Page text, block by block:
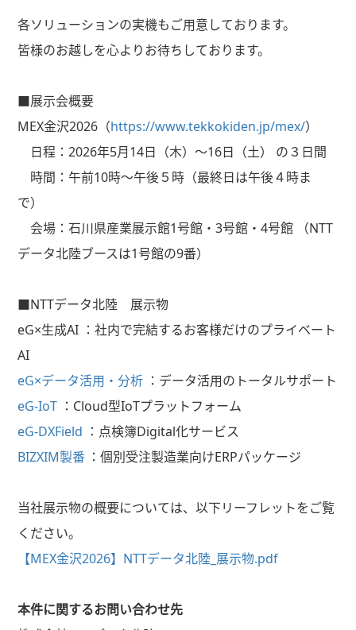
各ソリューションの実機もご用意しております。
皆様のお越しを心よりお待ちしております。
■展示会概要
MEX金沢2026（https://www.tekkokiden.jp/mex/）
日程：2026年5月14日（木）～16日（土） の３日間
時間：午前10時～午後５時（最終日は午後４時ま
で）
会場：石川県産業展示館1号館・3号館・4号館
（NTT
データ北陸ブースは1号館の9番）
■NTTデータ北陸 展示物
eG×生成AI ：社内で完結するお客様だけのプライベート
AI
eG×データ活用・分析：データ活用のトータルサポート
eG-IoT： Cloud型IoTプラットフォーム
eG-DXField ：点検簿Digital化サービス
BIZXIM製番 ：個別受注製造業向けERPパッケージ
当社展示物の概要については、以下リーフレットをご覧
ください。
【MEX金沢2026】NTTデータ北陸_展示物.pdf
本件に関するお問い合わせ先